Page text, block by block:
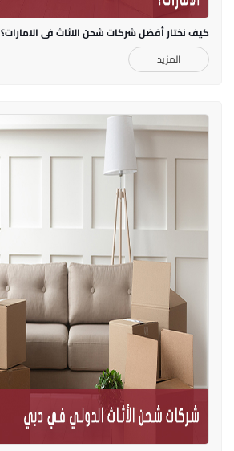
كيف نختار أفضل شركات شحن الاثاث في الامارات؟
المزيد